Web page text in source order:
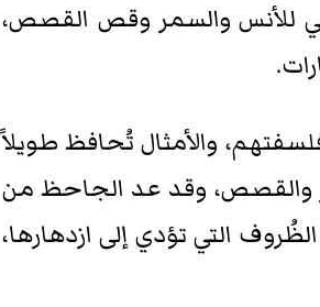
للأنس والسمر وقص القصص،
والأمثال تُحافظ طويلاً
والقصص، وقد عد الجاحظ من
التي تؤدي إلى ازدهارها،